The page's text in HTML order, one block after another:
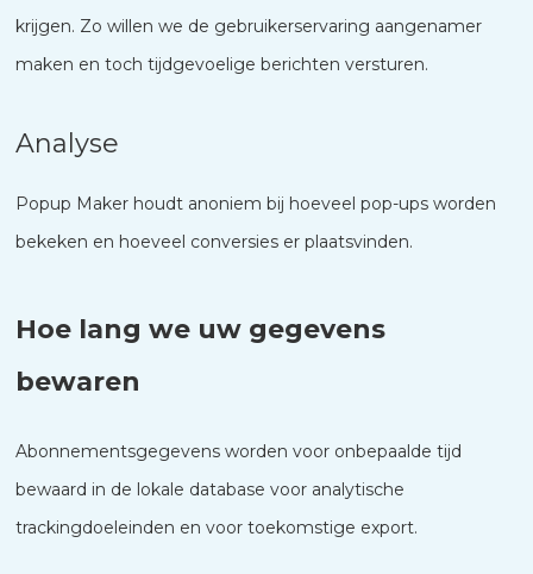
krijgen. Zo willen we de gebruikerservaring aangenamer
maken en toch tijdgevoelige berichten versturen.
Analyse
Popup Maker houdt anoniem bij hoeveel pop-ups worden
bekeken en hoeveel conversies er plaatsvinden.
Hoe lang we uw gegevens
bewaren
Abonnementsgegevens worden voor onbepaalde tijd
bewaard in de lokale database voor analytische
trackingdoeleinden en voor toekomstige export.